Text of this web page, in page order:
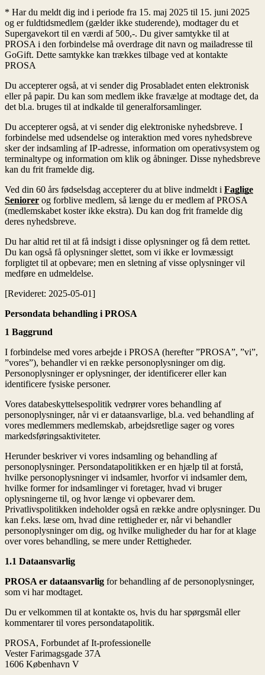
* Har du meldt dig ind i periode fra 15. maj 2025 til 15. juni 2025
og er fuldtidsmedlem (gælder ikke studerende), modtager du et
Supergavekort til en værdi af 500,-. Du giver samtykke til at
PROSA i den forbindelse må overdrage dit navn og mailadresse til
GoGift. Dette samtykke kan trækkes tilbage ved at kontakte
PROSA
Du accepterer også, at vi sender dig Prosabladet enten elektronisk
eller på papir. Du kan som medlem ikke fravælge at modtage det, da
det bl.a. bruges til at indkalde til generalforsamlinger.
Du accepterer også, at vi sender dig elektroniske nyhedsbreve. I
forbindelse med udsendelse og interaktion med vores nyhedsbreve
sker der indsamling af IP-adresse, information om operativsystem og
terminaltype og information om klik og åbninger. Disse nyhedsbreve
kan du frit framelde dig.
Ved din 60 års fødselsdag accepterer du at blive indmeldt i Faglige
Seniorer og forblive medlem, så længe du er medlem af PROSA
(medlemskabet koster ikke ekstra). Du kan dog frit framelde dig
deres nyhedsbreve.
Du har altid ret til at få indsigt i disse oplysninger og få dem rettet.
Du kan også få oplysninger slettet, som vi ikke er lovmæssigt
forpligtet til at opbevare; men en sletning af visse oplysninger vil
medføre en udmeldelse.
[Revideret: 2025-05-01]
Persondata behandling i PROSA
1 Baggrund
I forbindelse med vores arbejde i PROSA (herefter ”PROSA”, ”vi”,
”vores”), behandler vi en række personoplysninger om dig.
Personoplysninger er oplysninger, der identificerer eller kan
identificere fysiske personer.
Vores databeskyttelsespolitik vedrører vores behandling af
personoplysninger, når vi er dataansvarlige, bl.a. ved behandling af
vores medlemmers medlemskab, arbejdsretlige sager og vores
markedsføringsaktiviteter.
Herunder beskriver vi vores indsamling og behandling af
personoplysninger. Persondatapolitikken er en hjælp til at forstå,
hvilke personoplysninger vi indsamler, hvorfor vi indsamler dem,
hvilke former for indsamlinger vi foretager, hvad vi bruger
oplysningerne til, og hvor længe vi opbevarer dem.
Privatlivspolitikken indeholder også en række andre oplysninger. Du
kan f.eks. læse om, hvad dine rettigheder er, når vi behandler
personoplysninger om dig, og hvilke muligheder du har for at klage
over vores behandling, se mere under Rettigheder.
1.1 Dataansvarlig
PROSA er dataansvarlig for behandling af de personoplysninger,
som vi har modtaget.
Du er velkommen til at kontakte os, hvis du har spørgsmål eller
kommentarer til vores persondatapolitik.
PROSA, Forbundet af It-professionelle
Vester Farimagsgade 37A
1606 København V